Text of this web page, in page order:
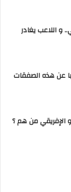
و اللاعب يغادر
عن هذه الصفقات